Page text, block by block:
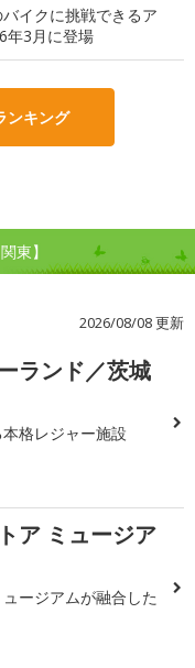
イクに挑戦できるア
年3月に登場
ンキング
東】
2026/08/08 更新
ランド／茨城
格レジャー施設
ア ミュージア
ージアムが融合した